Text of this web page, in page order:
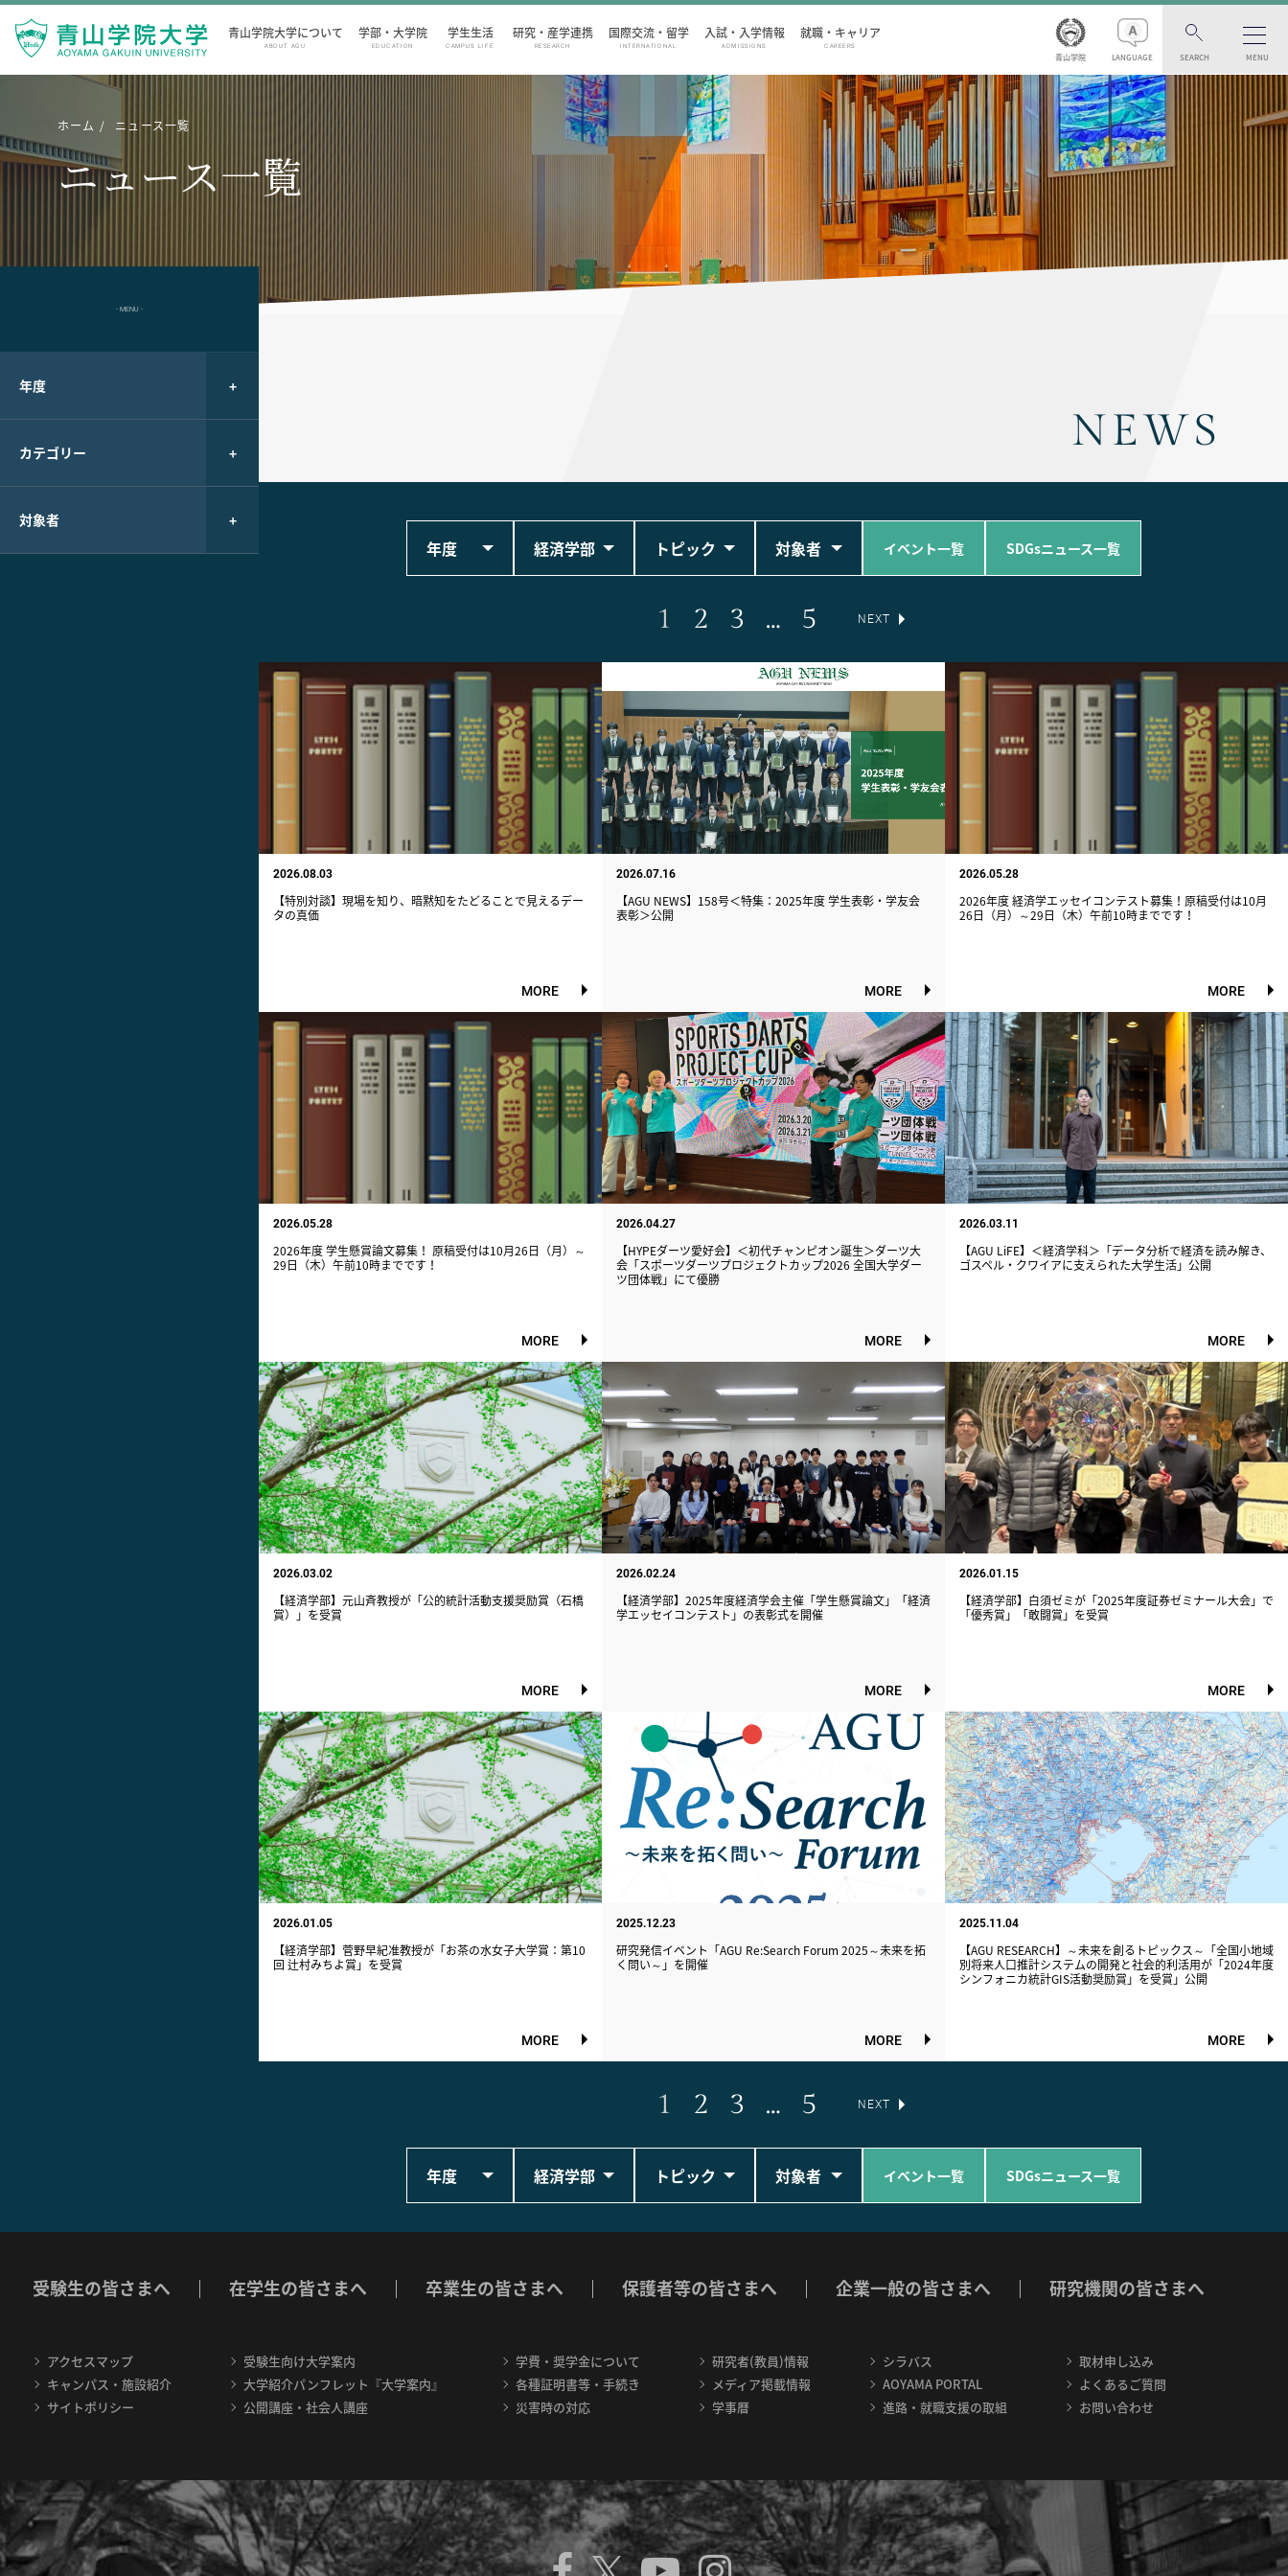
青山学院大学について
ABOUT AGU
学部・大学院
EDUCATION
学生生活
CAMPUS LIFE
研究・産学連携
RESEARCH
国際交流・留学
INTERNATIONAL
入試・入学情報
ADMISSIONS
就職・キャリア
CAREERS
青山学院 LANGUAGE SEARCH MENU
ホーム ニュース一覧
ニュース一覧
- MENU -
年度
カテゴリー
対象者
NEWS
年度 経済学部 トピック 対象者 イベント一覧 SDGsニュース一覧
1 2 3 … 5 NEXT
2026.08.03
【特別対談】現場を知り、暗黙知をたどることで見えるデー
タの真価
MORE
2026.07.16
【AGU NEWS】158号＜特集：2025年度 学生表彰・学友会
表彰＞公開
MORE
2026.05.28
2026年度 経済学エッセイコンテスト募集！原稿受付は10月
26日（月）～29日（木）午前10時までです！
MORE
2026.05.28
2026年度 学生懸賞論文募集！ 原稿受付は10月26日（月）～
29日（木）午前10時までです！
MORE
2026.04.27
【HYPEダーツ愛好会】＜初代チャンピオン誕生＞ダーツ大
会「スポーツダーツプロジェクトカップ2026 全国大学ダー
ツ団体戦」にて優勝
MORE
2026.03.11
【AGU LiFE】＜経済学科＞「データ分析で経済を読み解き、
ゴスペル・クワイアに支えられた大学生活」公開
MORE
2026.03.02
【経済学部】元山斉教授が「公的統計活動支援奨励賞（石橋
賞）」を受賞
MORE
2026.02.24
【経済学部】2025年度経済学会主催「学生懸賞論文」「経済
学エッセイコンテスト」の表彰式を開催
MORE
2026.01.15
【経済学部】白須ゼミが「2025年度証券ゼミナール大会」で
「優秀賞」「敢闘賞」を受賞
MORE
2026.01.05
【経済学部】菅野早紀准教授が「お茶の水女子大学賞：第10
回 辻村みちよ賞」を受賞
MORE
2025.12.23
研究発信イベント「AGU Re:Search Forum 2025～未来を拓
く問い～」を開催
MORE
2025.11.04
【AGU RESEARCH】～未来を創るトピックス～「全国小地域
別将来人口推計システムの開発と社会的利活用が「2024年度
シンフォニカ統計GIS活動奨励賞」を受賞」公開
MORE
1 2 3 … 5 NEXT
年度 経済学部 トピック 対象者 イベント一覧 SDGsニュース一覧
受験生の皆さまへ 在学生の皆さまへ 卒業生の皆さまへ 保護者等の皆さまへ 企業一般の皆さまへ 研究機関の皆さまへ
アクセスマップ
キャンパス・施設紹介
サイトポリシー
受験生向け大学案内
大学紹介パンフレット『大学案内』
公開講座・社会人講座
学費・奨学金について
各種証明書等・手続き
災害時の対応
研究者(教員)情報
メディア掲載情報
学事暦
シラバス
AOYAMA PORTAL
進路・就職支援の取組
取材申し込み
よくあるご質問
お問い合わせ